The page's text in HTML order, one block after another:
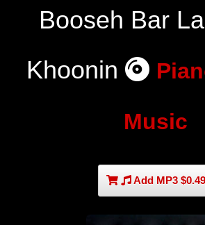
Booseh Bar
Khoonin
Music
Add MP3 $0.49